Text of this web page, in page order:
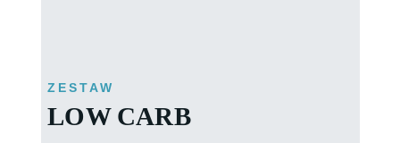
ZESTAW
LOW CARB